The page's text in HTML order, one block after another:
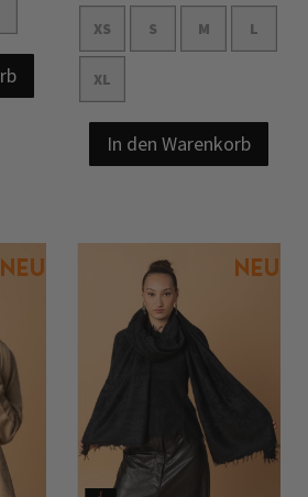
XS S M L
XL
In den Warenkorb